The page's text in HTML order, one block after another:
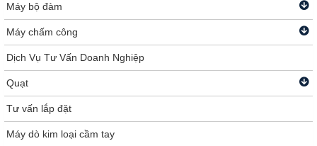
Máy bộ đàm
Máy chấm công
Dịch Vụ Tư Vấn Doanh Nghiệp
Quạt
Tư vấn lắp đặt
Máy dò kim loại cầm tay